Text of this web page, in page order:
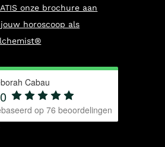
onze brochure aan
horoscoop als
Cabau
op 76 beoordelingen